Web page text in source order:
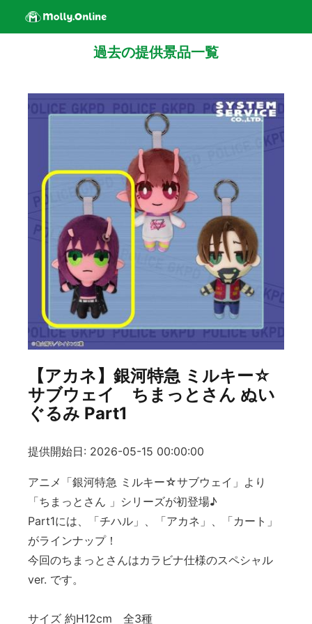
過去の提供景品一覧
【アカネ】銀河特急 ミルキー☆
サブウェイ ちまっとさん ぬい
ぐるみ Part1
提供開始日: 2026-05-15 00:00:00
アニメ「銀河特急 ミルキー☆サブウェイ」より
「ちまっとさん 」シリーズが初登場♪
Part1には、「チハル」、「アカネ」、「カート」
がラインナップ！
今回のちまっとさんはカラビナ仕様のスペシャル
ver. です。
サイズ 約H12cm 全3種